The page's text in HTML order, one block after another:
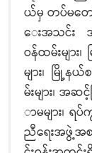
ယ်မှ တပ်မတော်
ေးအသင်း အ
ဝန်ထမ်းများ
များ၊ မြို့
မ်းများ၊ အ
ာမများ၊
ညီရေးအဖွဲ့အစ